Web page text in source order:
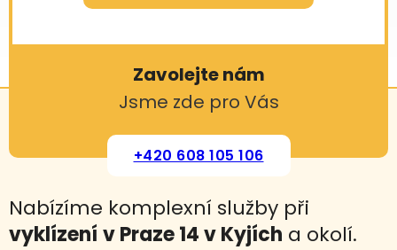
Zavolejte nám
Jsme zde pro Vás
+420 608 105 106
Nabízíme komplexní služby při
vyklízení v Praze 14 v Kyjích a okolí.